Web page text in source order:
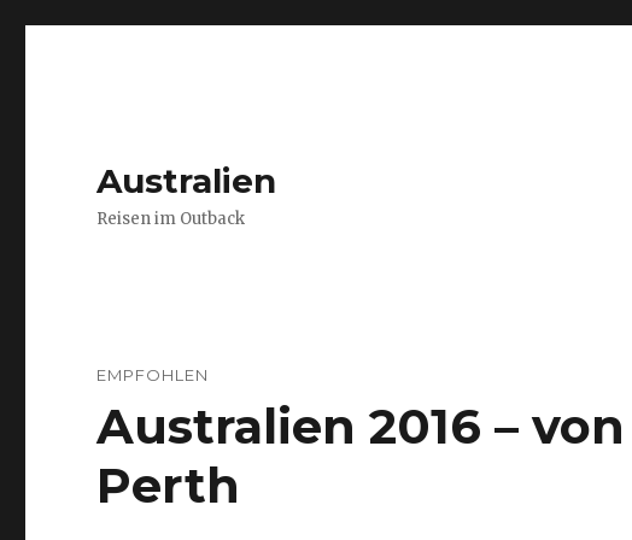
Australien
Reisen im Outback
EMPFOHLEN
Australien 2016 –
Perth